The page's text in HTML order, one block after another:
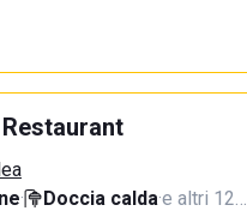
· Doccia calda·e altri 12…